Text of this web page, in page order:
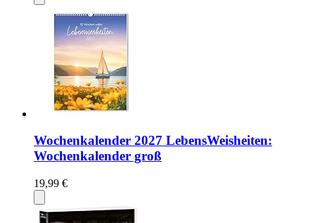
Wochenkalender 2027 LebensWeisheiten:
Wochenkalender groß
19,99 €